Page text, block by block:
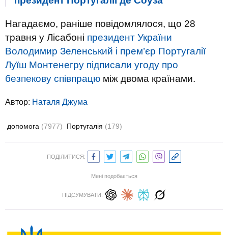
Нагадаємо, раніше повідомлялося, що 28
травня у Лісабоні президент України
Володимир Зеленський і прем’єр Португалії
Луїш Монтенегру підписали угоду про
безпекову співпрацю між двома країнами.
Автор: Наталя Джума
допомога (7977) Португалія (179)
ПОДІЛИТИСЯ:
Мені подобається
ПІДСУМУВАТИ: